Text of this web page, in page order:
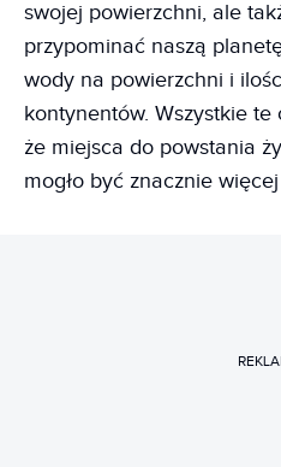
swojej powierzchni, ale
przypominać naszą
wody na powierzchni i
kontynentów. Wszystkie
że miejsca do powstania
mogło być znacznie